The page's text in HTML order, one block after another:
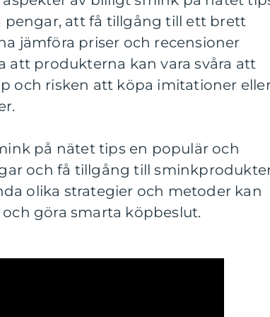
att få tillgång till ett brett
jämföra priser och recensioner
att produkterna kan vara svåra att
och risken att köpa imitationer
på nätet tips en populär och
och få tillgång till
olika strategier och metoder kan
göra smarta köpbeslut.